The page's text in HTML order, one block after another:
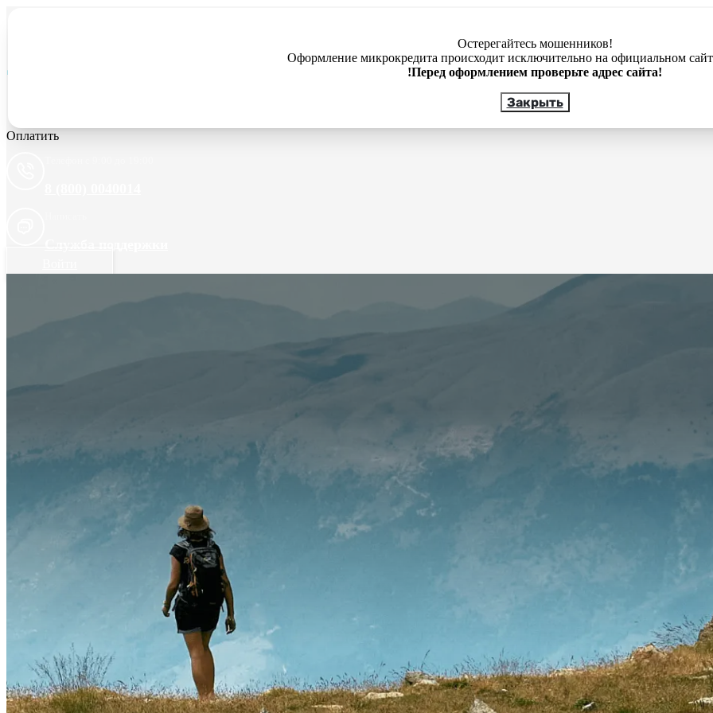
Оплатить
Финансовая грамотность
Как узнать кредитную
Казахстане?
Остерегайтесь мошенников!
Оформление микрокредита происходит исключительно на официальном
!Перед оформлением проверьте адрес сайта!
Закрыть